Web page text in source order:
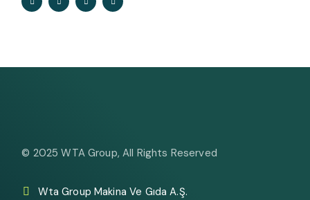
© 2025WTA Group, All Rights Reserved
Wta Group Makina Ve Gıda A.Ş.